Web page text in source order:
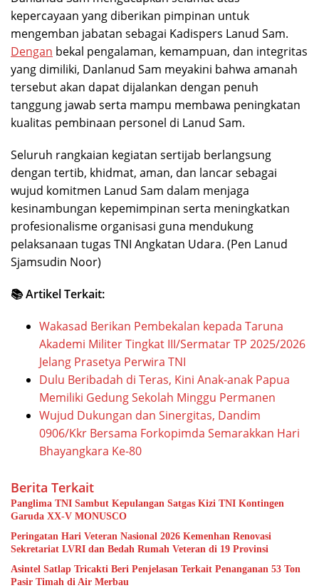
kepercayaan yang diberikan pimpinan untuk
mengemban jabatan sebagai Kadispers Lanud Sam.
Dengan bekal pengalaman, kemampuan, dan integritas
yang dimiliki, Danlanud Sam meyakini bahwa amanah
tersebut akan dapat dijalankan dengan penuh
tanggung jawab serta mampu membawa peningkatan
kualitas pembinaan personel di Lanud Sam.
Seluruh rangkaian kegiatan sertijab berlangsung
dengan tertib, khidmat, aman, dan lancar sebagai
wujud komitmen Lanud Sam dalam menjaga
kesinambungan kepemimpinan serta meningkatkan
profesionalisme organisasi guna mendukung
pelaksanaan tugas TNI Angkatan Udara. (Pen Lanud
Sjamsudin Noor)
📚 Artikel Terkait:
Wakasad Berikan Pembekalan kepada Taruna
Akademi Militer Tingkat III/Sermatar TP 2025/2026
Jelang Prasetya Perwira TNI
Dulu Beribadah di Teras, Kini Anak-anak Papua
Memiliki Gedung Sekolah Minggu Permanen
Wujud Dukungan dan Sinergitas, Dandim
0906/Kkr Bersama Forkopimda Semarakkan Hari
Bhayangkara Ke-80
Berita Terkait
Panglima TNI Sambut Kepulangan Satgas Kizi TNI Kontingen
Garuda XX-V MONUSCO
Peringatan Hari Veteran Nasional 2026 Kemenhan Renovasi
Sekretariat LVRI dan Bedah Rumah Veteran di 19 Provinsi
Asintel Satlap Tricakti Beri Penjelasan Terkait Penanganan 53 Ton
Pasir Timah di Air Merbau